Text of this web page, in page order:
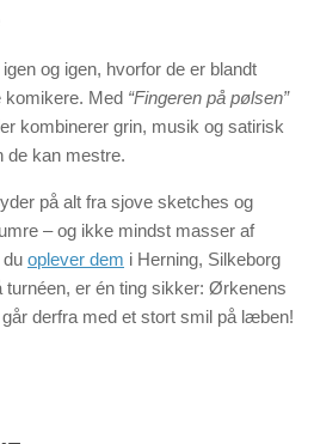
og igen, hvorfor de er blandt
Med “Fingeren på pølsen”
kombinerer grin, musik og satirisk
de kan mestre.
på alt fra sjove sketches og
– og ikke mindst masser af
oplever dem i Herning, Silkeborg
turnéen, er én ting sikker: Ørkenens
derfra med et stort smil på læben!